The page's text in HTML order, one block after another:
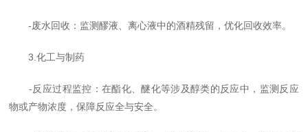
-废水回收：监测醪液、离心液中的酒精残留，优化回收效率。
3.化工与制药
-反应过程监控：在酯化、醚化等涉及醇类的反应中，监测反应
物或产物浓度，保障反应全与安全。